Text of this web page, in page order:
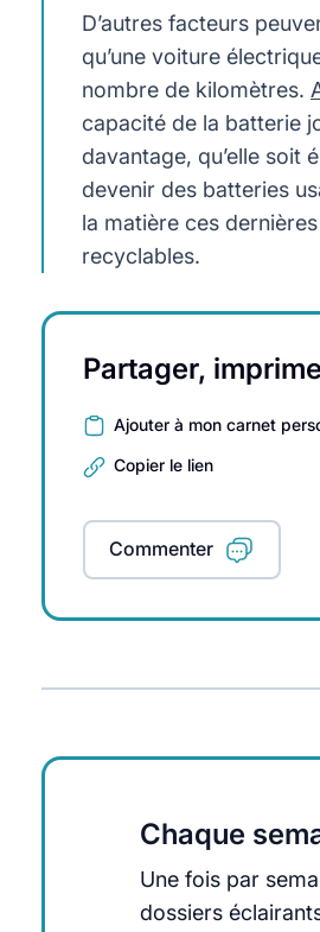
D’autres facteurs
qu’une voiture
nombre de kilomètres.
capacité de la batterie
davantage, qu’elle soit
devenir des batteries
la matière ces
recyclables.
Partager,
Ajouter à mon carnet
Copier le lien
Commenter
Chaque
Une fois par
dossiers